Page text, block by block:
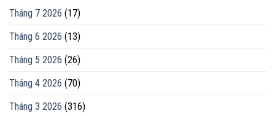
Tháng 7 2026 (17)
Tháng 6 2026 (13)
Tháng 5 2026 (26)
Tháng 4 2026 (70)
Tháng 3 2026 (316)